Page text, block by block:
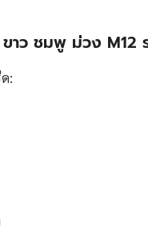
ว ชมพู ม่วง M12
: